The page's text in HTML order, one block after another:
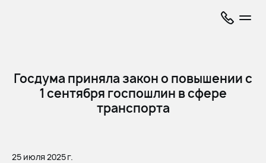
Госдума приняла закон о повышении с
1 сентября госпошлин в сфере
транспорта
25 июля 2025 г.